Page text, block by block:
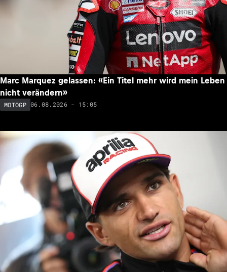
Marc Marquez gelassen: «Ein Titel mehr wird mein Leben
nicht verändern»
MOTOGP 06.08.2026 - 15:05